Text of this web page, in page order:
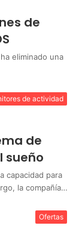
de
eliminado una
de actividad
de
sueño
capacidad para
la compañía…
Ofertas